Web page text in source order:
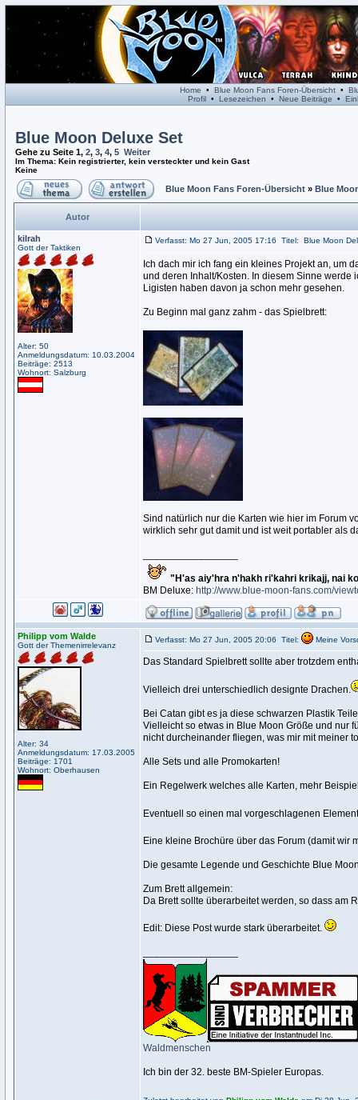
Home • Blue Moon Fans Foren-Übersicht•
Profil• Lesezeichen • Neue Beiträge •
Blue Moon Deluxe Set
Gehe zu Seite 1, 2, 3, 4, 5 Weiter
Im Thema: Kein registrierter, kein versteckter und kein Gast
Keine
Blue Moon Fans Foren-Übersicht » Blue
Autor
kilrah
Gott der Taktiken
Alter: 50
Anmeldungsdatum: 10.03.2004
Beiträge: 2513
Wohnort: Salzburg
Verfasst: Mo 27 Jun, 2005 17:16 Titel: Blue Moon
Ich dach mir ich fang ein kleines Projekt an, um
und deren Inhalt/Kosten. In diesem Sinne
Ligisten haben davon ja schon mehr gesehen.
Zu Beginn mal ganz zahm - das Spielbrett:
Sind natürlich nur die Karten wie hier im Forum
wirklich sehr gut damit und ist weit portabler als
"H'as aiy'hra n'hakh ri'kahri krikajj, nai
BM Deluxe: http://www.blue-moon-fans.com/
Philipp vom Walde
Gott der Themenirrelevanz
Alter: 34
Anmeldungsdatum: 17.03.2005
Beiträge: 1701
Wohnort: Oberhausen
Verfasst: Mo 27 Jun, 2005 20:06 Titel: Meine
Das Standard Spielbrett sollte aber trotzdem
Vielleich drei unterschiedlich designte Drachen.
Bei Catan gibt es ja diese schwarzen Plastik
Vielleicht so etwas in Blue Moon Größe und nur
nicht durcheinander fliegen, was mir mit meiner
Alle Sets und alle Promokarten!
Ein Regelwerk welches alle Karten, mehr
Eventuell so einen mal vorgeschlagenen
Eine kleine Brochüre über das Forum (damit wir
Die gesamte Legende und Geschichte Blue
Zum Brett allgemein:
Da Brett sollte überarbeitet werden, so dass am
Edit: Diese Post wurde stark überarbeitet.
Waldmenschen
Ich bin der 32. beste BM-Spieler Europas.